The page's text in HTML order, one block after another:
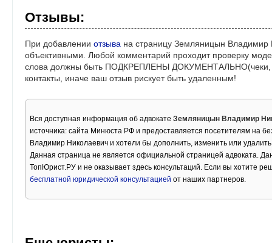
Отзывы:
При добавлении отзыва на страницу Земляницын Владимир
объективными. Любой комментарий проходит проверку
слова должны быть ПОДКРЕПЛЕНЫ ДОКУМЕНТАЛЬНО(чеки,
контакты, иначе ваш отзыв рискует быть удаленным!
Вся доступная информация об адвокате Земляницын Владимир
источника: сайта Минюста РФ и предоставляется посетителям на
Владимир Николаевич и хотели бы дополнить, изменить или
Данная страница не является официальной страницей адвоката.
ТопЮрист.РУ и не оказывает здесь консультаций. Если вы хотите
бесплатной юридической консультацией от наших партнеров.